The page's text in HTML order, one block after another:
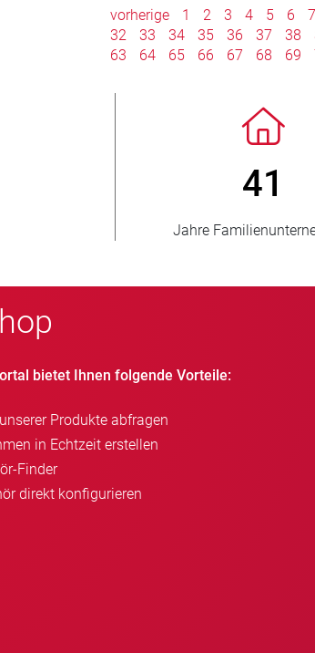
vorherige 1 2 3 4 5 6 7
32
33 34 35 36 37 38
63
64 65 66 67 68 69
> 3 500
verkaufte
bietet Ihnen folgende Vorteile:
Produkte abfragen
in Echtzeit erstellen
Finder
direkt konfigurieren